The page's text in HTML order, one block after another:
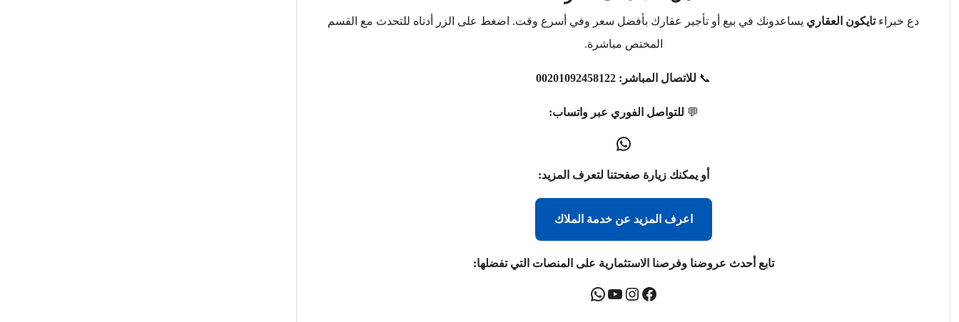
دع خبراءتايكون العقاري يساعدونك في بيع أو تأجير عقارك بأفضل سعر وفي أسرع وقت. اضغط على الزر أدناه للتحدث مع القسم
المختص مباشرة.
📞 للاتصال المباشر: 00201092458122
💬 للتواصل الفوري عبر واتساب:
أو يمكنك زيارة صفحتنا لتعرف المزيد:
اعرف المزيد عن خدمة الملاك
تابع أحدث عروضنا وفرصنا الاستثمارية على المنصات التي تفضلها: